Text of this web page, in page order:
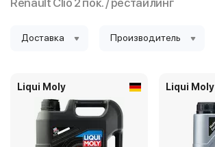
Renault Clio 2 пок. / рестайлинг
Доставка Производитель
Liqui Moly Liqui Moly